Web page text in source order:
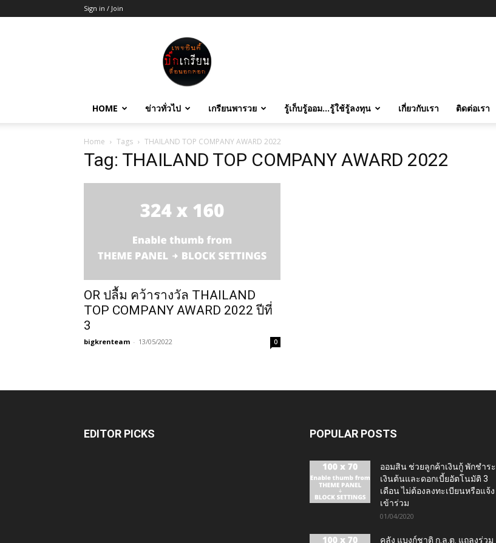
Sign in / Join
บิ๊ก
เกรียน
HOME ข่าวทั่วไป เกรียนพารวย รู้เก็บรู้ออม…รู้ใช้รู้ลงทุน เกี่ยวกับเรา ติดต่อเรา
Home Tags THAILAND TOP COMPANY AWARD 2022
Tag: THAILAND TOP COMPANY AWARD 2022
OR ปลื้ม คว้ารางวัล THAILAND
TOP COMPANY AWARD 2022 ปีที่
3
bigkrenteam - 13/05/2022 0
EDITOR PICKS POPULAR POSTS
ออมสิน ช่วยลูกค้าเงินกู้ พักชำระ
เงินต้นและดอกเบี้ยอัตโนมัติ 3
เดือน ไม่ต้องลงทะเบียนหรือแจ้ง
เข้าร่วม
01/04/2020
คลัง แบงก์ชาติ ก.ล.ต. แถลงร่วม